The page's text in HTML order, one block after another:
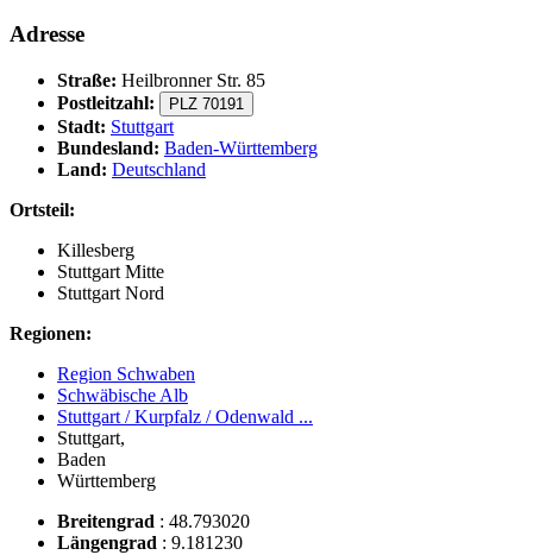
Adresse
Straße: Heilbronner Str. 85
Postleitzahl:
PLZ 70191
Stadt: Stuttgart
Bundesland: Baden-Württemberg
Land: Deutschland
Ortsteil:
Killesberg
Stuttgart Mitte
Stuttgart Nord
Regionen:
Region Schwaben
Schwäbische Alb
Stuttgart / Kurpfalz / Odenwald ...
Stuttgart,
Baden
Württemberg
Breitengrad : 48.793020
Längengrad : 9.181230